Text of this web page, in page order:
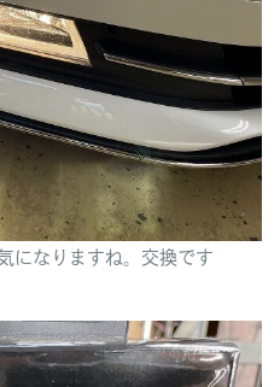
になりますね。交換です